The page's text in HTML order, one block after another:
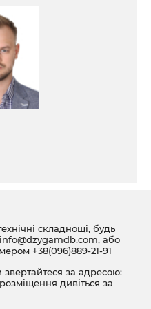
складнощі, будь
info@dzygamdb.com, або
+38(096)889-21-91
за адресою:
дивіться за